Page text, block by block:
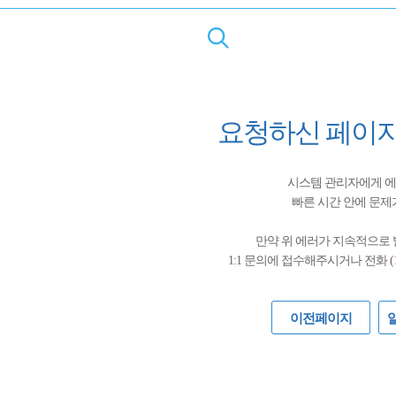
요청하신 페이
시스템 관리자에게
빠른 시간 안에 문
만약 위 에러가 지속적으로
1:1 문의에 접수해주시거나 전화 (
이전페이지